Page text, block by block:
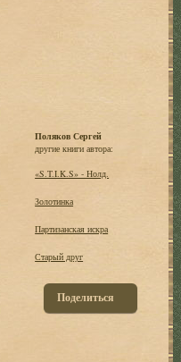
Поляков Сергей
другие книги автора:
«S.T.I.K.S» - Нолд.
Золотинка
Партизанская искра
Старый друг
Поделиться